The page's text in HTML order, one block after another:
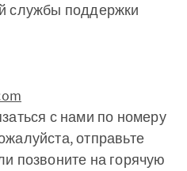
службы поддержки
с нами по номеру
отправьте
позвоните на горячую